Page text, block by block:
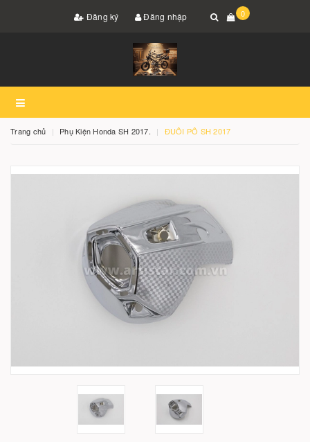
Đăng ký Đăng nhập 0
Trang chủ Phụ Kiện Honda SH 2017. ĐUÔI PÔ SH 2017